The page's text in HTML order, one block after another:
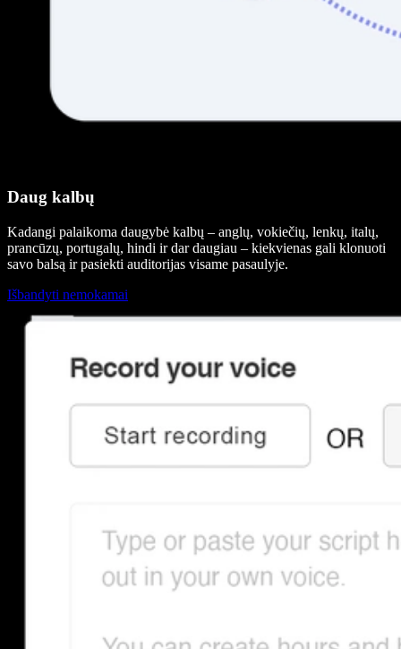
Daug kalbų
Kadangi palaikoma daugybė kalbų – anglų, vokiečių, lenkų, italų,
prancūzų, portugalų, hindi ir dar daugiau – kiekvienas gali klonuoti
savo balsą ir pasiekti auditorijas visame pasaulyje.
Išbandyti nemokamai